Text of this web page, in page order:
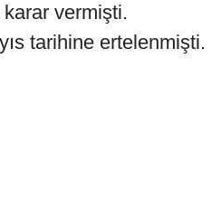
vermişti.
tarihine ertelenmişti.